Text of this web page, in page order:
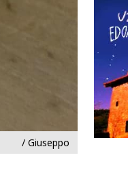
/ Giuseppo